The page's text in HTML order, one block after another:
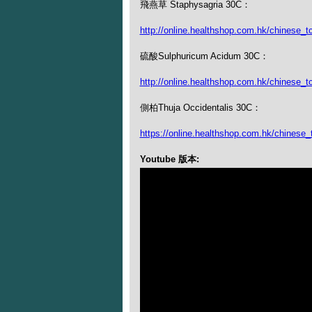
飛燕草 Staphysagria 30C：
http://online.healthshop.com.hk/
硫酸Sulphuricum Acidum 30C：
http://online.healthshop.com.hk/
側柏Thuja Occidentalis 30C：
https://online.healthshop.com.hk/
Youtube 版本: